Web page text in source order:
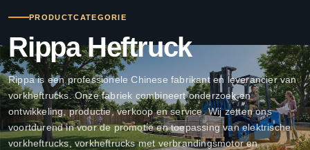
PRODUCTCATEGORIE
Rippa Heftruck
Rippa is een professionele Chinese fabrikant en leverancier van
vorkheftrucks. Onze fabriek combineert onderzoek en
ontwikkeling, productie, verkoop en service. Wij zetten ons
voortdurend in voor de promotie en toepassing van elektrische
vorkheftrucks, vorkheftrucks met verbrandingsmotor en